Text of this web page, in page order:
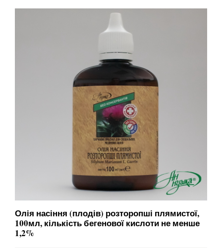
Олія насіння (плодів) розторопші плямистої,
100мл, кількість бегенової кислоти не менше
1,2%